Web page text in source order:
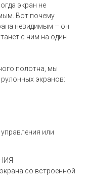
экран не
Вот почему
невидимым – он
с ним на один
полотна, мы
экранов:
или
со встроенной